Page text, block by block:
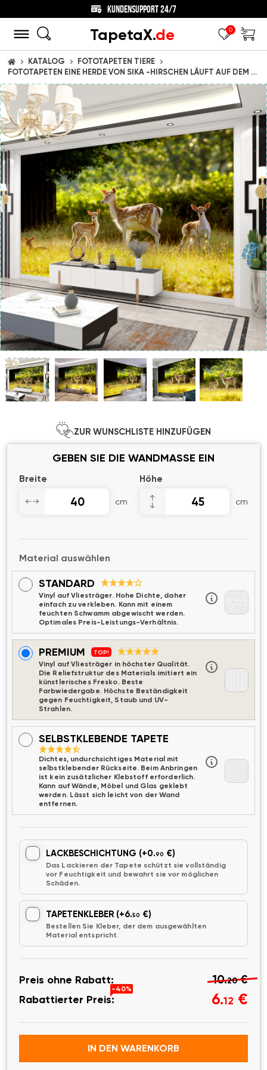
KUNDENSUPPORT 24/7
TapetaX.de 0
STARTSEITE
KATALOG
FOTOTAPETEN TIERE
FOTOTAPETEN EINE HERDE VON SIKA -HIRSCHEN LÄUFT AUF DEM RASEN
ZUR WUNSCHLISTE HINZUFÜGEN
GEBEN SIE DIE WANDMASSE EIN
Breite
cm
Höhe
cm
Material auswählen
STANDARD
Vinyl auf Vliesträger. Hohe Dichte, daher
einfach zu verkleben. Kann mit einem
feuchten Schwamm abgewischt werden.
Optimales Preis-Leistungs-Verhältnis.
PREMIUM TOP!
Vinyl auf Vliesträger in höchster Qualität.
Die Reliefstruktur des Materials imitiert ein
künstlerisches Fresko. Beste
Farbwiedergabe. Höchste Beständigkeit
gegen Feuchtigkeit, Staub und UV-
Strahlen.
SELBSTKLEBENDE TAPETE
Dichtes, undurchsichtiges Material mit
selbstklebender Rückseite. Beim Anbringen
ist kein zusätzlicher Klebstoff erforderlich.
Kann auf Wände, Möbel und Glas geklebt
werden. Lässt sich leicht von der Wand
entfernen.
LACKBESCHICHTUNG (+0.90 €)
Das Lackieren der Tapete schützt sie vollständig
vor Feuchtigkeit und bewahrt sie vor möglichen
Schäden.
TAPETENKLEBER (+6.50 €)
Bestellen Sie Kleber, der dem ausgewählten
Material entspricht.
Preis ohne Rabatt: 10.20€
Rabattierter Preis:
-40%
6.12 €
IN DEN WARENKORB